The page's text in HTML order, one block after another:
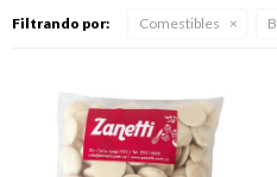
Filtrando por: Comestibles